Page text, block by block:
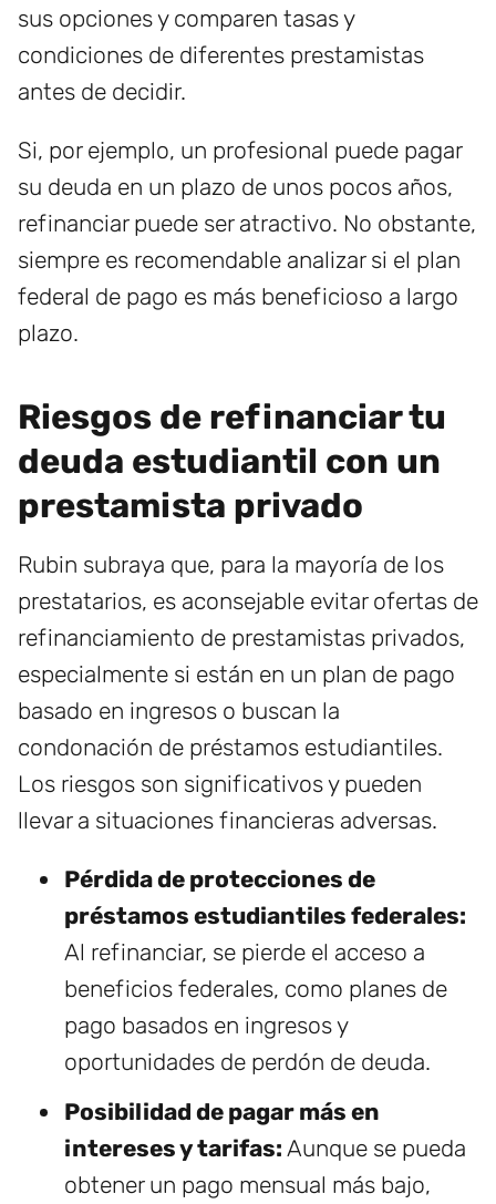
sus opciones y comparen tasas y
condiciones de diferentes prestamistas
antes de decidir.
Si, por ejemplo, un profesional puede pagar
su deuda en un plazo de unos pocos años,
refinanciar puede ser atractivo. No obstante,
siempre es recomendable analizar si el plan
federal de pago es más beneficioso a largo
plazo.
Riesgos de refinanciar tu
deuda estudiantil con un
prestamista privado
Rubin subraya que, para la mayoría de los
prestatarios, es aconsejable evitar ofertas de
refinanciamiento de prestamistas privados,
especialmente si están en un plan de pago
basado en ingresos o buscan la
condonación de préstamos estudiantiles.
Los riesgos son significativos y pueden
llevar a situaciones financieras adversas.
Pérdida de protecciones de
préstamos estudiantiles federales:
Al refinanciar, se pierde el acceso a
beneficios federales, como planes de
pago basados en ingresos y
oportunidades de perdón de deuda.
Posibilidad de pagar más en
intereses y tarifas: Aunque se pueda
obtener un pago mensual más bajo,